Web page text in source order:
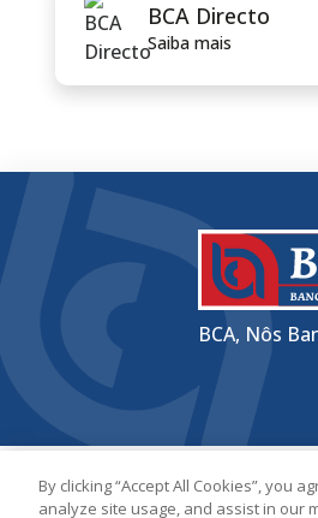
BCA Directo
Saiba mais
BCA, Nôs
© 2026
By clicking “Accept All Cookies”, you
analyze site usage, and assist in our